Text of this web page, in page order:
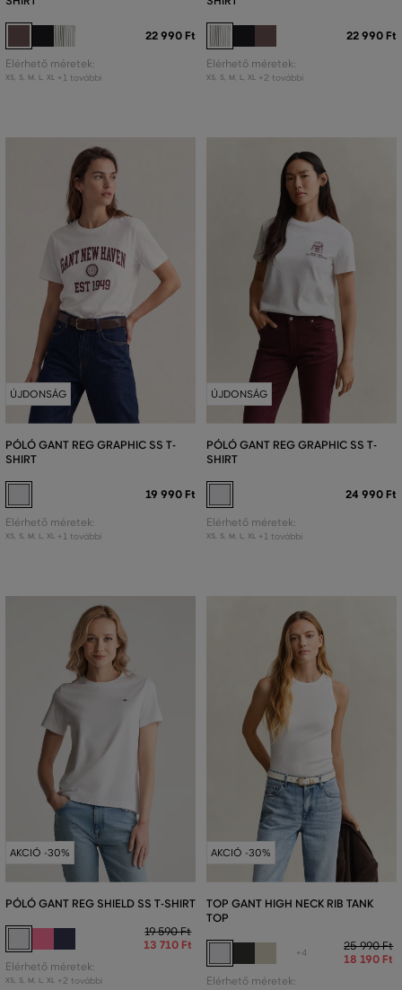
22 990 Ft
Elérhető méretek:
XS, S, M L, XL +1 további
22 990 Ft
Elérhető méretek:
XS, S, M L, XL +2 további
ÚJDONSÁG
PÓLÓ GANT REG GRAPHIC SS T-
SHIRT
19 990 Ft
Elérhető méretek:
XS, S, M L, XL +1 további
ÚJDONSÁG
PÓLÓ GANT REG GRAPHIC SS T-
SHIRT
24 990 Ft
Elérhető méretek:
XS, S, M L, XL +1 további
AKCIÓ -30%
PÓLÓ GANT REG SHIELD SS T-SHIRT
19 590 Ft
13 710 Ft
Elérhető méretek:
XS, S, M L, XL +2 további
AKCIÓ -30%
TOP GANT HIGH NECK RIB TANK
TOP
+4
25 990 Ft
18 190 Ft
Elérhető méretek: